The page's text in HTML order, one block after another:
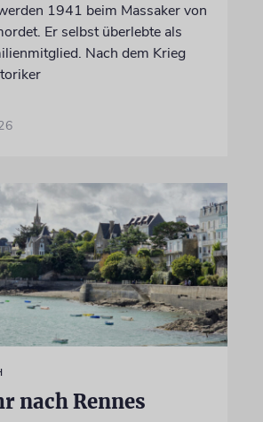
1941 beim Massaker von
Er selbst überlebte als
Nach dem Krieg
nach Rennes